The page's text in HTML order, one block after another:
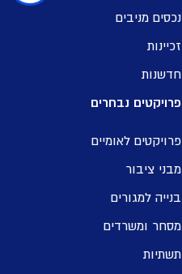
נכסים מניבים
זכיינות
חדשנות
פרויקטים נבחרים
פרויקטים לאומיים
מבני ציבור
בנייה למגורים
מסחר ומשרדים
תשתיות